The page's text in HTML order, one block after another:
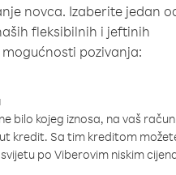
novca. Izaberite jedan
fleksibilnih i jeftinih
mogućnosti pozivanja:
bilo kojeg iznosa, na vaš
kredit. Sa tim kreditom
po Viberovim niskim